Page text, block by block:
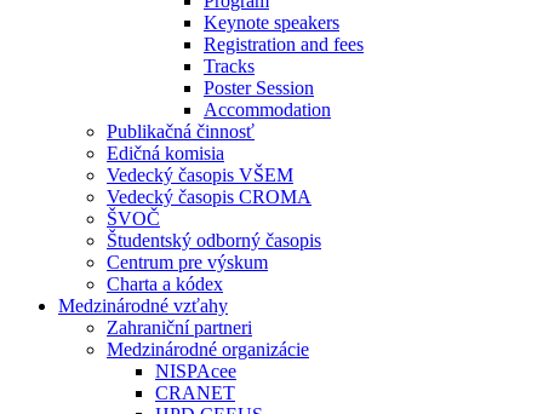
Keynote speakers
Registration and fees
Tracks
Poster Session
Accommodation
Publikačná činnosť
Edičná komisia
Vedecký časopis VŠEM
Vedecký časopis CROMA
ŠVOČ
Študentský odborný časopis
Centrum pre výskum
Charta a kódex
Medzinárodné vzťahy
Zahraniční partneri
Medzinárodné organizácie
NISPAcee
CRANET